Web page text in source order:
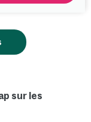
sur les